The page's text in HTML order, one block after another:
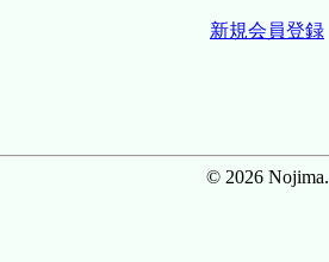
新規会員登録
© 2026 Nojima.